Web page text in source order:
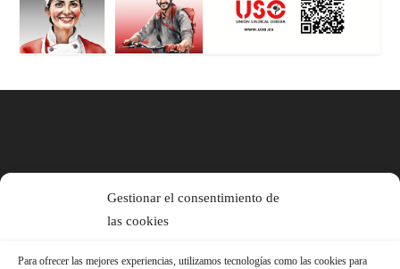
Gestionar el consentimiento de
las cookies
Para ofrecer las mejores experiencias, utilizamos tecnologías como las cookies para